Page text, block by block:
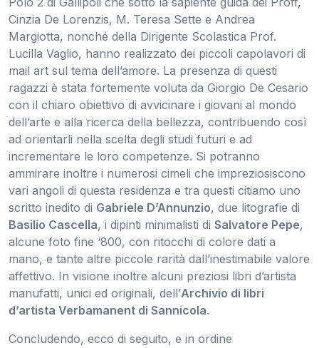
Cinzia De Lorenzis, M. Teresa Sette e Andrea
Margiotta, nonché della Dirigente Scolastica Prof.
Lucilla Vaglio, hanno realizzato dei piccoli capolavori di
mail art sul tema dell’amore. La presenza di questi
ragazzi è stata fortemente voluta da Giorgio De Cesario
con il chiaro obiettivo di avvicinare i giovani al mondo
dell’arte e alla ricerca della bellezza, contribuendo così
ad orientarli nella scelta degli studi futuri e ad
incrementare le loro competenze. Si potranno
ammirare inoltre i numerosi cimeli che impreziosiscono
vari angoli di questa residenza e tra questi citiamo uno
scritto inedito di Gabriele D’Annunzio, due litografie di
Basilio Cascella, i dipinti minimalisti di Salvatore Pepe,
alcune foto fine ‘800, con ritocchi di colore dati a
mano, e tante altre piccole rarità dall’inestimabile valore
affettivo. In visione inoltre alcuni preziosi libri d’artista
manufatti, unici ed originali, dell’Archivio di libri
d’artista Verbamanent di Sannicola.
Concludendo, ecco di seguito, e in ordine